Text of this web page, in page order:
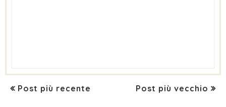
Post più recente Post più vecchio